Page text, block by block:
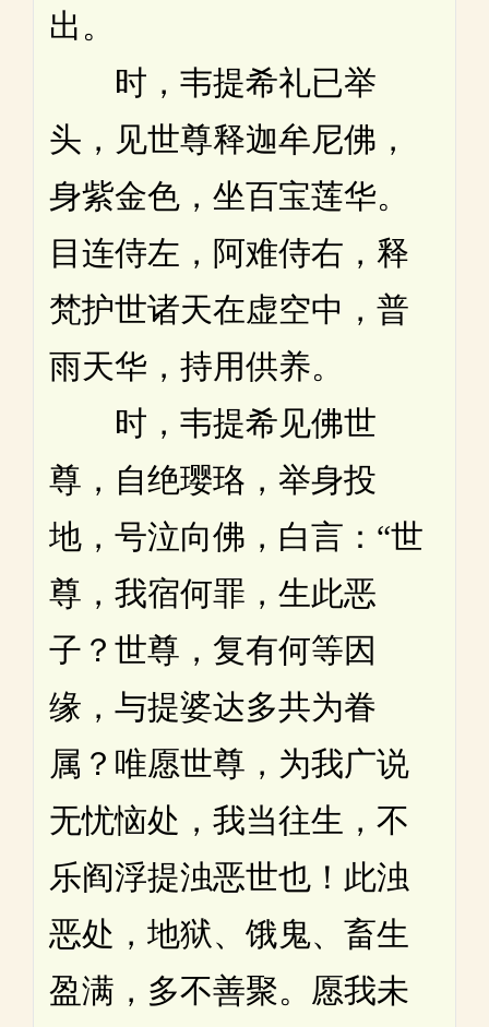
出。
时，韦提希礼已举
头，见世尊释迦牟尼佛，
身紫金色，坐百宝莲华。
目连侍左，阿难侍右，释
梵护世诸天在虚空中，普
雨天华，持用供养。
时，韦提希见佛世
尊，自绝璎珞，举身投
地，号泣向佛，白言：“世
尊，我宿何罪，生此恶
子？世尊，复有何等因
缘，与提婆达多共为眷
属？唯愿世尊，为我广说
无忧恼处，我当往生，不
乐阎浮提浊恶世也！此浊
恶处，地狱、饿鬼、畜生
盈满，多不善聚。愿我未